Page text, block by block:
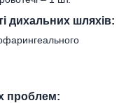
дихальних шляхів:
проблем: